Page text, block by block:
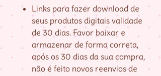
Links para fazer download de
seus produtos digitais validade
de 30 dias. Favor baixar e
armazenar de forma correta,
após os 30 dias da sua compra,
não é feito novos reenvios de